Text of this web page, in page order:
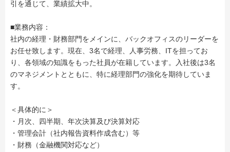
引を通じて、業績拡大中。
■業務内容：
社内の経理・財務部門をメインに、バックオフィスのリーダーを
お任せ致します。現在、3名で経理、人事労務、ITを担ってお
り、各領域の知識をもった社員が在籍しています。入社後は3名
のマネジメントとともに、特に経理部門の強化を期待していま
す。
＜具体的に＞
・月次、四半期、年次決算及び決算対応
・管理会計（社内報告資料作成含む）等
・財務（金融機関対応など）